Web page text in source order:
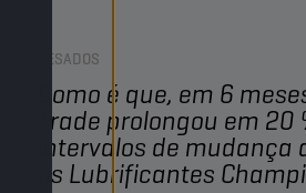
PESADOS
Como é que, em 6
Trade prolongou em 20
intervalos de mudança
os Lubrificantes